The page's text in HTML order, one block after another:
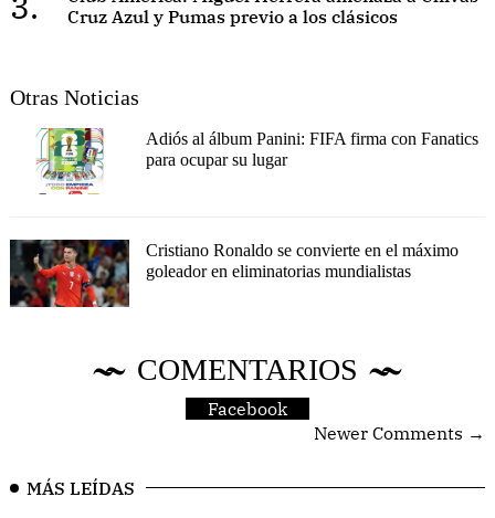
Cruz Azul y Pumas previo a los clásicos
Otras Noticias
Adiós al álbum Panini: FIFA firma con Fanatics
para ocupar su lugar
Cristiano Ronaldo se convierte en el máximo
goleador en eliminatorias mundialistas
COMENTARIOS
Facebook
Newer Comments →
MÁS LEÍDAS